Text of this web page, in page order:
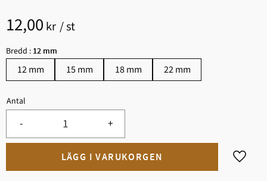
12,00 kr /st
Bredd : 12 mm
12 mm 15 mm 18 mm 22 mm
Antal
+
-
Lägg